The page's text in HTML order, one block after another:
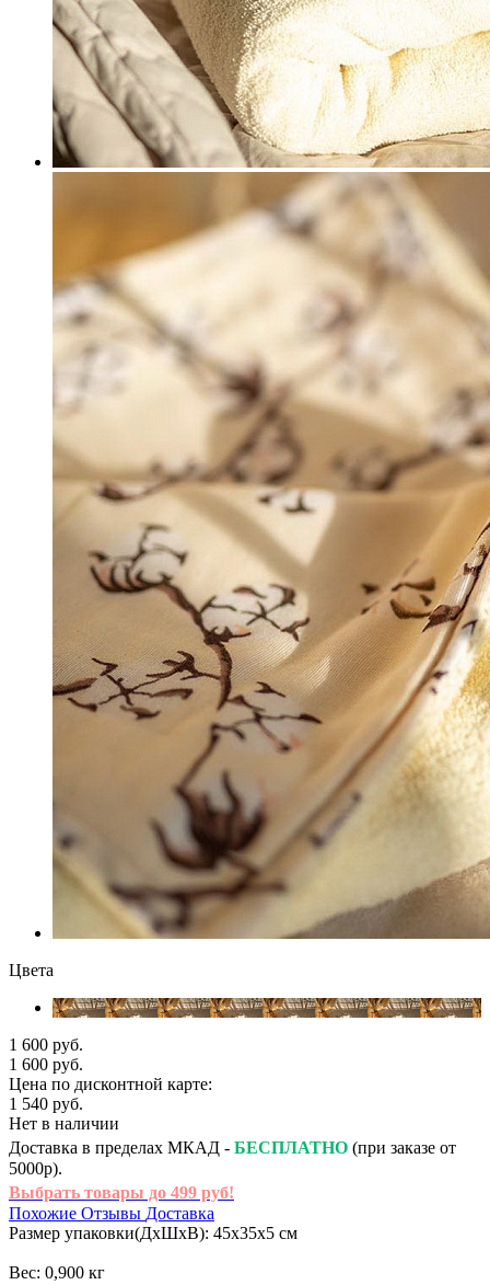
Цвета
1 600 руб.
1 600 руб.
Цена по дисконтной карте:
1 540 руб.
Нет в наличии
Доставка в пределах МКАД - БЕСПЛАТНО (при заказе от
5000р).
Выбрать товары до 499 руб!
Похожие Отзывы Доставка
Размер упаковки(ДхШхВ): 45х35х5 см
Вес: 0,900 кг